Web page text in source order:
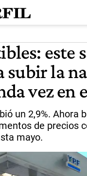
este
subir la
vez en
un 2,9%. Ahora
de precios
mayo.